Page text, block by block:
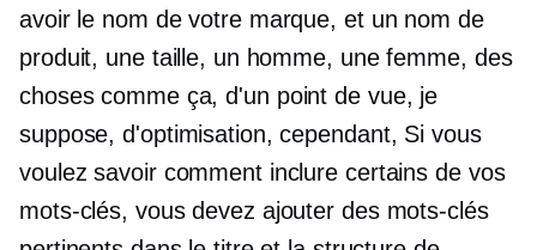
avoir le nom de votre marque, et un nom de
produit, une taille, un homme, une femme, des
choses comme ça, d'un point de vue, je
suppose, d'optimisation, cependant, Si vous
voulez savoir comment inclure certains de vos
mots-clés, vous devez ajouter des mots-clés